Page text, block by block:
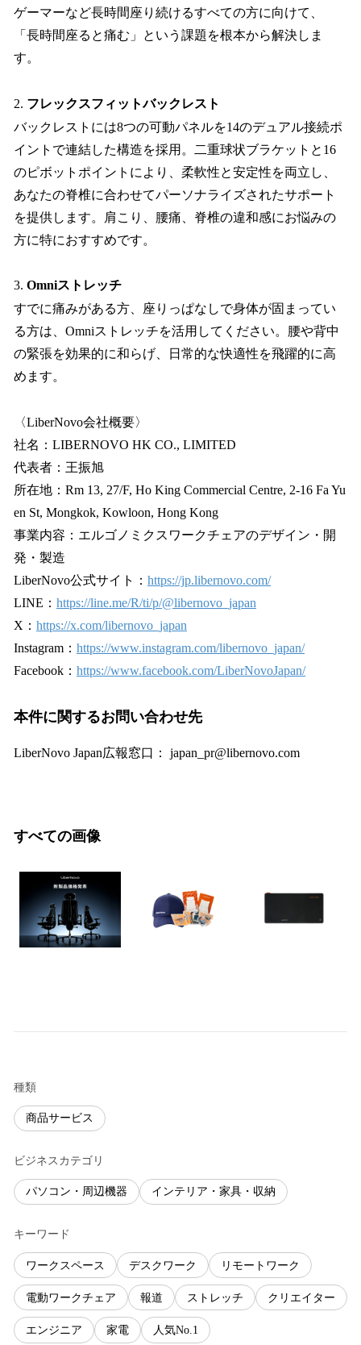
ゲーマーなど長時間座り続けるすべての方に向けて、
「長時間座ると痛む」という課題を根本から解決しま
す。
2. フレックスフィットバックレスト
バックレストには8つの可動パネルを14のデュアル接続ポ
イントで連結した構造を採用。二重球状ブラケットと16
のピボットポイントにより、柔軟性と安定性を両立し、
あなたの脊椎に合わせてパーソナライズされたサポート
を提供します。肩こり、腰痛、脊椎の違和感にお悩みの
方に特におすすめです。
3. Omniストレッチ
すでに痛みがある方、座りっぱなしで身体が固まってい
る方は、Omniストレッチを活用してください。腰や背中
の緊張を効果的に和らげ、日常的な快適性を飛躍的に高
めます。
〈LiberNovo会社概要〉
社名：LIBERNOVO HK CO., LIMITED
代表者：王振旭
所在地：Rm 13, 27/F, Ho King Commercial Centre, 2-16 Fa Yu
en St, Mongkok, Kowloon, Hong Kong
事業内容：エルゴノミクスワークチェアのデザイン・開
発・製造
LiberNovo公式サイト： https://jp.libernovo.com/
LINE： https://line.me/R/ti/p/@libernovo_japan
X： https://x.com/libernovo_japan
Instagram： https://www.instagram.com/libernovo_japan/
Facebook： https://www.facebook.com/LiberNovoJapan/
本件に関するお問い合わせ先
LiberNovo Japan広報窓口： japan_pr@libernovo.com
すべての画像
種類
商品サービス
ビジネスカテゴリ
パソコン・周辺機器 インテリア・家具・収納
キーワード
ワークスペース デスクワーク リモートワーク
電動ワークチェア 報道 ストレッチ クリエイター
エンジニア 家電 人気No.1